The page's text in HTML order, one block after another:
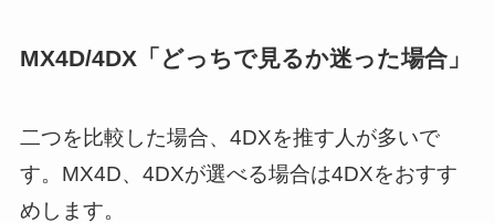
MX4D/4DX「どっちで見るか迷った場合」
二つを比較した場合、4DXを推す人が多いで
す。MX4D、4DXが選べる場合は4DXをおすす
めします。